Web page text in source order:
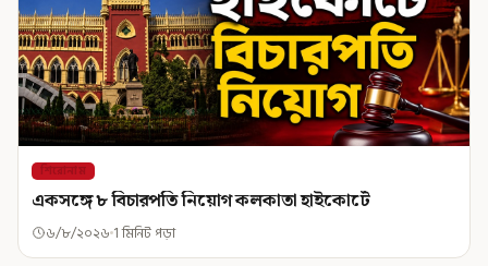
শিরোনাম
একসঙ্গে ৮ বিচারপতি নিয়োগ কলকাতা হাইকোর্টে
৬/৮/২০২৬ 1 মিনিট পড়া